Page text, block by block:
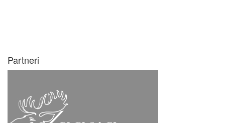
Partneri